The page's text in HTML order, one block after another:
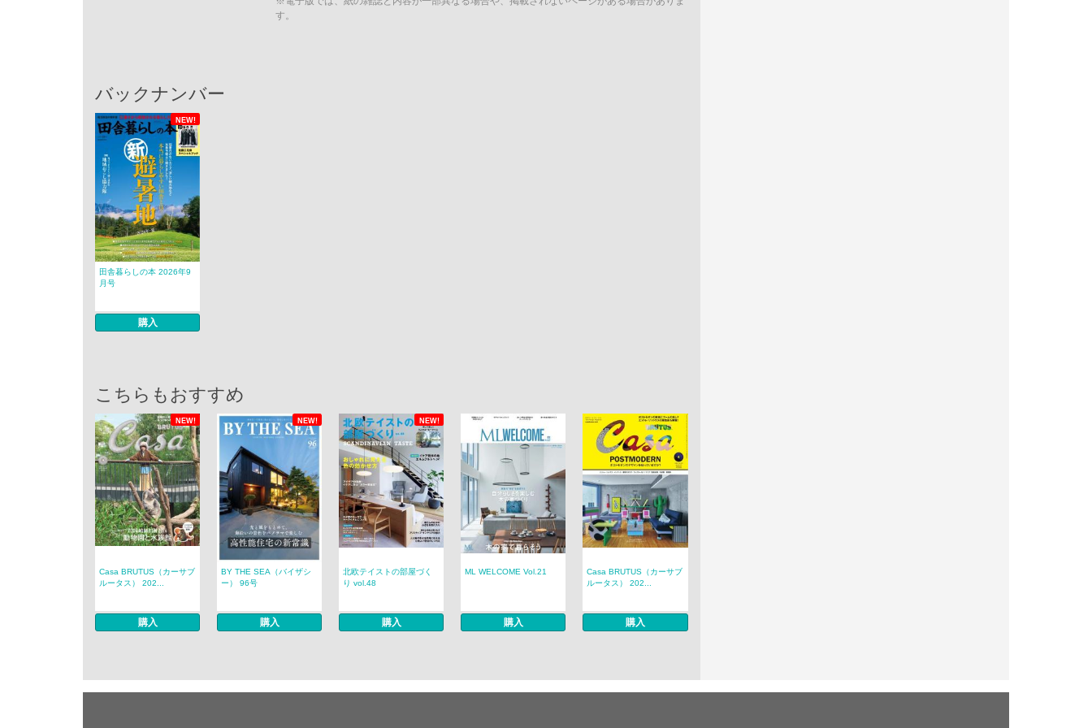
す。
バックナンバー
NEW!
田舎暮らしの本 2026年9
月号
購入
こちらもおすすめ
NEW! NEW! NEW!
Casa BRUTUS（カーサブ
ルータス） 202...
購入
BY THE SEA（バイザシ
ー） 96号
購入
北欧テイストの部屋づく
り vol.48
購入
ML WELCOME Vol.21
購入
Casa BRUTUS（カーサブ
ルータス） 202...
購入